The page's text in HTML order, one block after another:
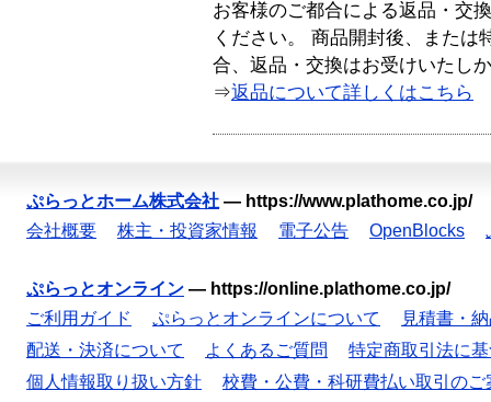
お客様のご都合による返品・交
ください。 商品開封後、または
合、返品・交換はお受けいたし
⇒返品について詳しくはこちら
ぷらっとホーム株式会社 — https://www.plathome.co.jp/
会社概要
株主・投資家情報 電子公告 OpenBlocks
ぷらっとオンライン — https://online.plathome.co.jp/
ご利用ガイド
ぷらっとオンラインについて
見積書・
配送・決済について
よくあるご質問
特定商取引法に
個人情報取り扱い方針
校費・公費・科研費払い取引のご